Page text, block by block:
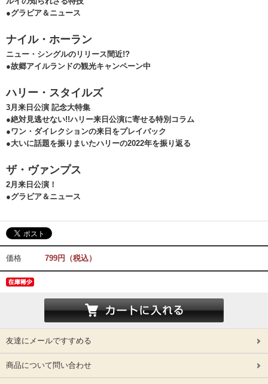
●グラビア＆ニュース
ナイル・ホーラン
ニュー・シングルのリリース間近!?
●故郷アイルランドの観光キャンペーン中
ハリー・スタイルズ
3月来日公演 記念大特集
●絶対見逃せない!!ハリー来日公演に寄せる特別コラム
●ワン・ダイレクションの来日をプレイバック
●大いに話題を振りまいたハリーの2022年を振り返る
ザ・ヴァンプス
2月来日公演！
●グラビア＆ニュース
価格 799円（税込）
友達にメールですすめる
商品について問い合わせ